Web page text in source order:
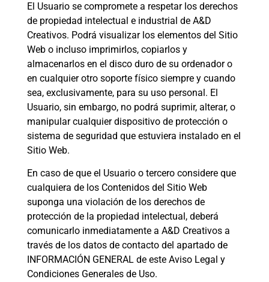
El Usuario se compromete a respetar los derechos
de propiedad intelectual e industrial de A&D
Creativos. Podrá visualizar los elementos del Sitio
Web o incluso imprimirlos, copiarlos y
almacenarlos en el disco duro de su ordenador o
en cualquier otro soporte físico siempre y cuando
sea, exclusivamente, para su uso personal. El
Usuario, sin embargo, no podrá suprimir, alterar, o
manipular cualquier dispositivo de protección o
sistema de seguridad que estuviera instalado en el
Sitio Web.
En caso de que el Usuario o tercero considere que
cualquiera de los Contenidos del Sitio Web
suponga una violación de los derechos de
protección de la propiedad intelectual, deberá
comunicarlo inmediatamente a A&D Creativos a
través de los datos de contacto del apartado de
INFORMACIÓN GENERAL de este Aviso Legal y
Condiciones Generales de Uso.